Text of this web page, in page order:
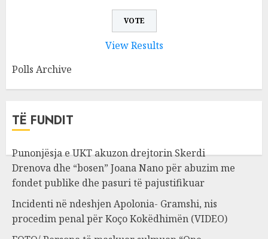
View Results
Polls Archive
TË FUNDIT
Punonjësja e UKT akuzon drejtorin Skerdi
Drenova dhe “bosen” Joana Nano për abuzim me
fondet publike dhe pasuri të pajustifikuar
Incidenti në ndeshjen Apolonia- Gramshi, nis
procedim penal për Koço Kokëdhimën (VIDEO)